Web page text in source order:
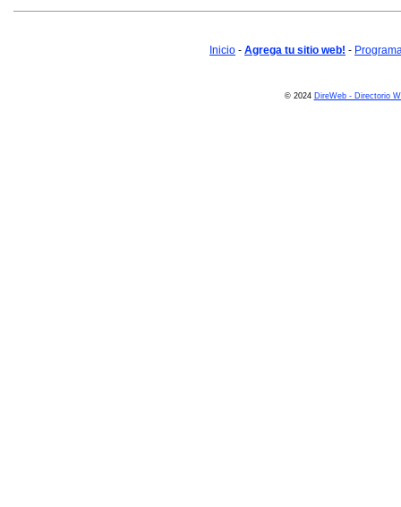
Inicio - Agrega tu sitio web! -
© 2024 DireWeb - Directorio